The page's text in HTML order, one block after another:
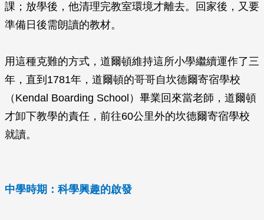
課；放學後，他清理完教室環境才離去。回家後，又要
準備日後需朗讀的教材。
用這種克難的方式，道爾頓維持這所小學繼續運作了三
年，直到1781年，道爾頓的哥哥自坎德爾寄宿學校
（Kendal Boarding School）畢業回來當老師，道爾頓
才卸下教學的責任，前往60公里外的坎德爾寄宿學校
就讀。
中學時期：科學興趣的啟發